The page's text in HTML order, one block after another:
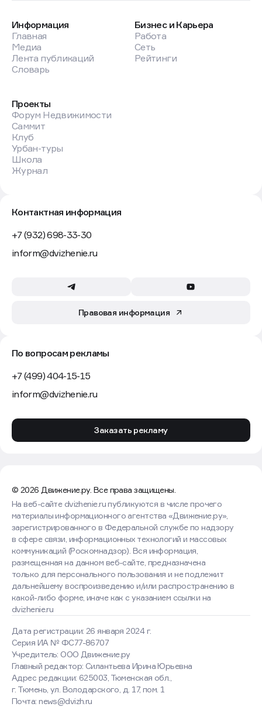
Информация
Главная
Медиа
Лента публикаций
Словарь
Бизнес и Карьера
Работа
Сеть
Рейтинги
Проекты
Форум Недвижимости
Саммит
Клуб
Урбан-туры
Школа
Журнал
Контактная информация
+7 (932) 698-33-30
inform@dvizhenie.ru
Правовая информация
По вопросам рекламы
+7 (499) 404-15-15
inform@dvizhenie.ru
Заказать рекламу
© 2026 Движение.ру. Все права защищены.
Дата регистрации: 26 января 2024 г.
Серия ИА № ФС77-86707
Учредитель: ООО Движение.ру
Главный редактор: Силантьева Ирина Юрьевна
Адрес редакции: 625003, Тюменская обл.,
г. Тюмень, ул. Володарского, д. 17, пом. 1
Почта: news@dvizh.ru
На веб-сайте dvizhenie.ru публикуются в числе прочего
материалы информационного агентства «Движение.ру»,
зарегистрированного в Федеральной службе по надзору
в сфере связи, информационных технологий и массовых
коммуникаций (Роскомнадзор). Вся информация,
размещенная на данном веб-сайте, предназначена
только для персонального пользования и не подлежит
дальнейшему воспроизведению и/или распространению в
какой-либо форме, иначе как с указанием ссылки на
dvizhenie.ru
Оставаясь на сайте, вы